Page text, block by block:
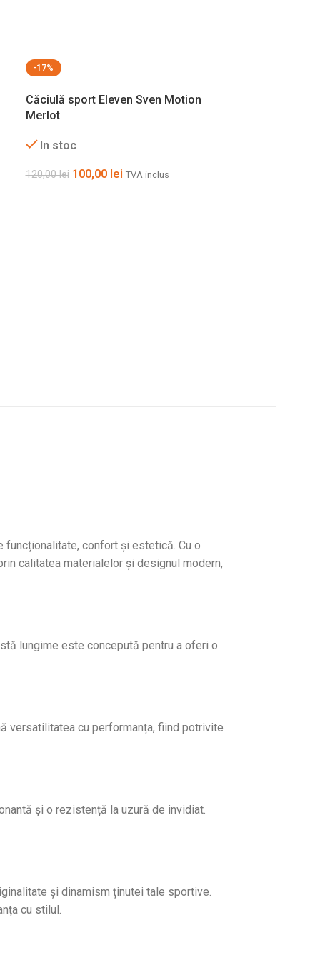
-17%
Căciulă sport Eleven Sven Motion
Merlot
In stoc
120,00lei 100,00 lei TVA inclus
funcționalitate, confort și estetică. Cu o
calitatea materialelor și designul modern,
lungime este concepută pentru a oferi o
versatilitatea cu performanța, fiind potrivite
și o rezistență la uzură de invidiat.
și dinamism ținutei tale sportive.
cu stilul.